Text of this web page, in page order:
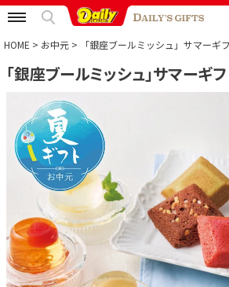
特集から選ぶ
予算から選ぶ
カテゴリから選ぶ
贈る相手から選ぶ
HOME お中元 「銀座ブールミッシュ」サマーギ
「銀座ブールミッシュ」サマーギフ